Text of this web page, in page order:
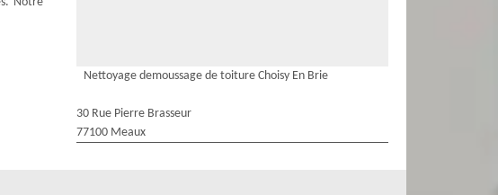
Nettoyage demoussage de toiture Choisy En Brie
30 Rue Pierre Brasseur
77100 Meaux